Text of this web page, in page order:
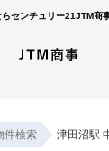
センチュリー21JTM商
件検索 津田沼駅